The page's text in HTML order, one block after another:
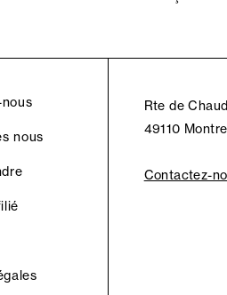
nous
Rte de
49110
Contactez-